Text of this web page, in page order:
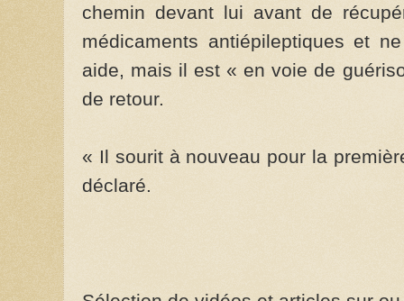
chemin devant lui avant de
médicaments antiépileptiques et
aide, mais il est « en voie de
de retour.
« Il sourit à nouveau pour la
déclaré.